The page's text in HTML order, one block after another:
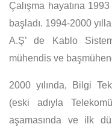
Çalışma hayatına
başladı. 1994-2000
A.Ş’ de Kablo
mühendis ve
2000 yılında, Bilgi
(eski adıyla
aşamasında ve ilk